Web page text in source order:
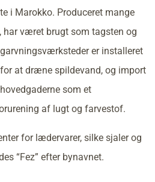
i Marokko. Produceret mange
har været brugt som tagsten og
er installeret
at dræne spildevand, og import
som et
af lugt og farvestof.
for lædervarer, silke sjaler og
“Fez” efter bynavnet.